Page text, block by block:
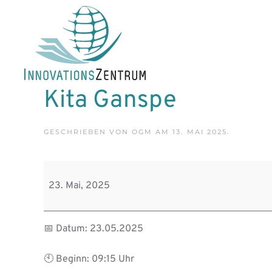
Skip to main content
Kita Ganspe
GESCHRIEBEN VON OGM AM 13. MAI 2025.
Ganspe
23. Mai, 2025
📅 Datum: 23.05.2025
🕙 Beginn: 09:15 Uhr